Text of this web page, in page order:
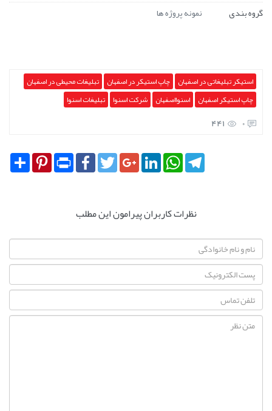
گروه بندی
نمونه پروژه ها
استیکر تبلیغاتی در اصفهان چاپ استیکر در اصفهان تبلیغات محیطی در اصفهان
چاپ استیکر اصفهان اسنوااصفهان شرکت اسنوا تبلیغات اسنوا
0
441
Share
Pinterest Print
FacebookTwitterGoogle+LinkedIn
WhatsAppTelegram
نظرات کاربران پیرامون این مطلب